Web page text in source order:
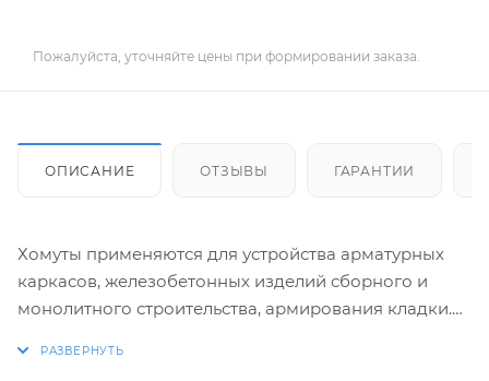
Пожалуйста, уточняйте цены при формировании заказа.
ОПИСАНИЕ ОТЗЫВЫ ГАРАНТИИ
Хомуты применяются для устройства арматурных
каркасов, железобетонных изделий сборного и
монолитного строительства, армирования кладки.